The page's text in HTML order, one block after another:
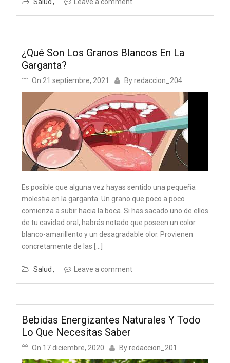
Salud Leave a comment
¿Qué Son Los Granos Blancos En La
Garganta?
On 21 septiembre, 2021 Byredaccion_204
Es posible que alguna vez hayas sentido una pequeña
molestia en la garganta. Un grano que poco a poco
comienza a subir hacia la boca. Si has sacado uno de ellos
de tu cavidad oral, habrás notado que poseen un color
blanco-amarillento y un desagradable olor. Provienen
concretamente de las […]
Salud Leave a comment
Bebidas Energizantes Naturales Y Todo
Lo Que Necesitas Saber
On 17 diciembre, 2020 Byredaccion_201